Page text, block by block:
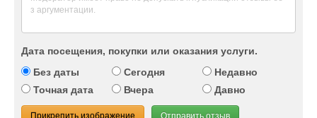
Дата посещения, покупки или оказания услуги.
Без даты
Сегодня
Недавно
Точная дата
Вчера Давно
Прикрепить изображение Отправить отзыв